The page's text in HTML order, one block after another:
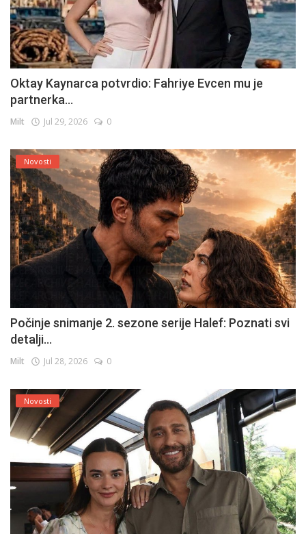
Oktay Kaynarca potvrdio: Fahriye Evcen mu je
partnerka...
Milt Jul 29, 2026 0
Novosti
Počinje snimanje 2. sezone serije Halef: Poznati svi
detalji...
Milt Jul 28, 2026 0
Novosti